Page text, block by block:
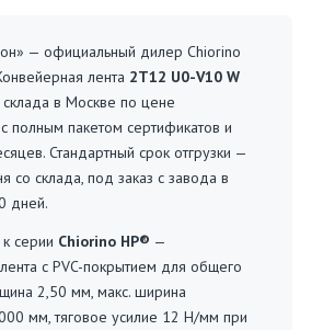
— официальный дилер Chiorino
лента 2T12 U0-V10 W
склада в Москве по цене
полным пакетом сертификатов и
Стандартный срок отгрузки —
со склада, под заказ с завода в
дней.
серии Chiorino HP® —
с PVC-покрытием для общего
2,50 мм, макс. ширина
мм, тяговое усилие 12 Н/мм при